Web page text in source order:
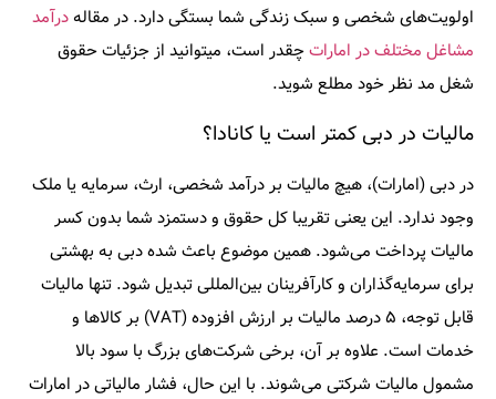
اولویت‌های شخصی و سبک زندگی شما بستگی دارد. در مقاله درآمد
مشاغل مختلف در اماراتچقدر است، میتوانید از جزئیات حقوق
شغل مد نظر خود مطلع شوید.
مالیات در دبی کمتر است یا کانادا؟
در دبی (امارات)، هیچ مالیات بر درآمد شخصی، ارث، سرمایه یا ملک
وجود ندارد. این یعنی تقریبا کل حقوق و دستمزد شما بدون کسر
مالیات پرداخت می‌شود. همین موضوع باعث شده دبی به بهشتی
برای سرمایه‌گذاران و کارآفرینان بین‌المللی تبدیل شود. تنها مالیات
قابل توجه، ۵ درصد مالیات بر ارزش افزوده (VAT) بر کالاها و
خدمات است. علاوه بر آن، برخی شرکت‌های بزرگ با سود بالا
مشمول مالیات شرکتی می‌شوند. با این حال، فشار مالیاتی در امارات